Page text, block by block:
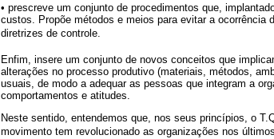
• prescreve um conjunto de procedimentos que,
custos. Propõe métodos e meios para evitar a
diretrizes de controle.
Enfim, insere um conjunto de novos conceitos que
alterações no processo produtivo (materiais, métodos,
usuais, de modo a adequar as pessoas que integram a
comportamentos e atitudes.
Neste sentido, entendemos que, nos seus princípios, o
movimento tem revolucionado as organizações nos